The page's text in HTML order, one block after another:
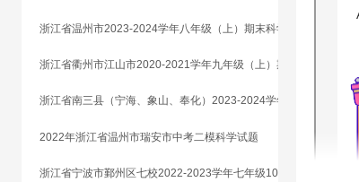
浙江省温州市2023-2024学年八年级（上）期末科学试题2
浙江省衢州市江山市2020-2021学年九年级（上）期末科学试题
2022年浙江省温州市瑞安市中考二模科学试题